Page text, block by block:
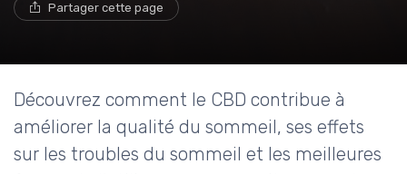
Partager cette page
Découvrez comment le CBD contribue à
améliorer la qualité du sommeil, ses effets
sur les troubles du sommeil et les meilleures